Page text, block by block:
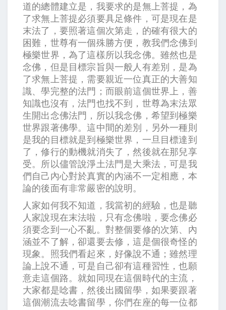
道的總體建立是，我要求的是無上菩提，為
了求無上菩提必須要具足條件，可是現在是
末法了，要照著這個次第走，的確有很大的
困難，世尊有一個殊勝方便，教我們念佛到
極樂世界，為了這樣所以我念佛。雖然也是
念佛，但是目標宗旨與一般人有差別，是為
了求無上菩提，需要親近一位真正的大善知
識、學完整的法門；而眼前這個世界上，善
知識也沒有，法門也找不到，世尊為末法眾
生開出念佛法門，所以我念佛，希望到極樂
世界跟著佛學。這中間的差別，另外一種則
是我的目標就是到極樂世界，一旦目標達到
了，修行的動機就消失了，然後就在那兒享
受。所以儘管說淨土法門是大乘法，可是我
們自己內心對於真實的內涵不一定相應，本
論的後面有非常嚴密的說明。
人家如何我不知道，我當初的經驗，也是聽
人家說現在末法啦，只有念佛啦，要念佛必
須要念到一心不亂。對整個要修的次第、內
涵並不了解，卻還要去修，這是個很奇怪的
現象。照我們看起來，好像說不通；雖然理
論上說不通，可是自己卻有這種習性，也願
意走這個路。就如同現在這個時代的主流，
大家都是唸書，然後出國留學，如果要跟著
這個潮流去唸書留學，你們在座的每一位都